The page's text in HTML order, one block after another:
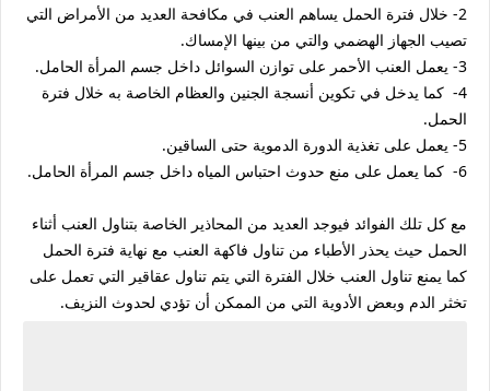
2- خلال فترة الحمل يساهم العنب في مكافحة العديد من الأمراض التي
تصيب الجهاز الهضمي والتي من بينها الإمساك.
3- يعمل العنب الأحمر على توازن السوائل داخل جسم المرأة الحامل.
4- كما يدخل في تكوين أنسجة الجنين والعظام الخاصة به خلال فترة
الحمل.
5- يعمل على تغذية الدورة الدموية حتى الساقين.
6- كما يعمل على منع حدوث احتباس المياه داخل جسم المرأة الحامل.
مع كل تلك الفوائد فيوجد العديد من المحاذير الخاصة بتناول العنب أثناء
الحمل حيث يحذر الأطباء من تناول فاكهة العنب مع نهاية فترة الحمل
كما يمنع تناول العنب خلال الفترة التي يتم تناول عقاقير التي تعمل على
تخثر الدم وبعض الأدوية التي من الممكن أن تؤدي لحدوث النزيف.